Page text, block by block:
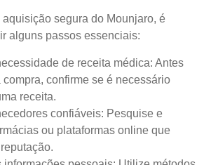
aquisição segura do Mounjaro, é
alguns passos essenciais:
de receita médica: Antes
compra, confirme se é necessário
receita.
confiáveis: Pesquise e
ou plataformas online que